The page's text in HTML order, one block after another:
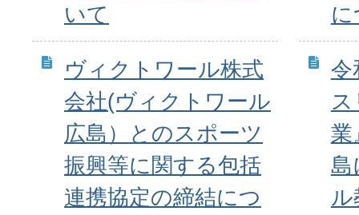
いて
ヴィクトワール株式
会社(ヴィクトワール
広島）とのスポーツ
振興等に関する包括
連携協定の締結につ
令
業
島